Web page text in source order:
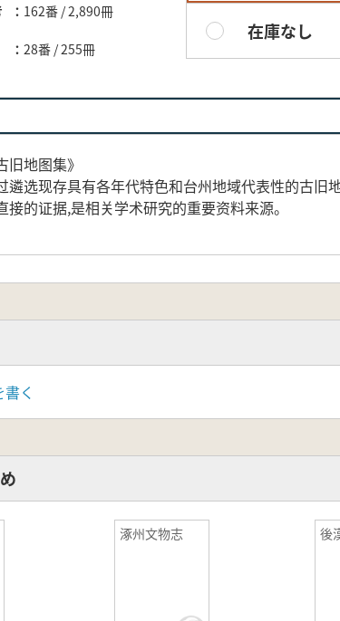
162番 / 2,890冊
28番 / 255冊
在庫なし
旧地图集》
遴选现存具有各年代特色和台州地域代表性的古
接的证据,是相关学术研究的重要资料来源。
く
涿州文物志 後